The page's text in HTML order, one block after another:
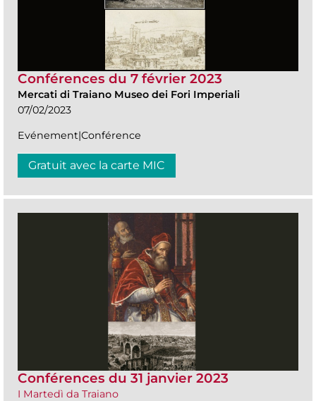
Conférences du 7 février 2023
Mercati di Traiano Museo dei Fori Imperiali
07/02/2023
Evénement|Conférence
Gratuit avec la carte MIC
Conférences du 31 janvier 2023
I Martedì da Traiano